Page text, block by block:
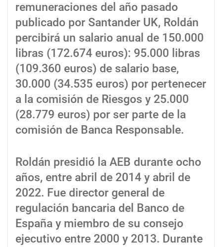
remuneraciones del año pasado
publicado por Santander UK, Roldán
percibirá un salario anual de 150.000
libras (172.674 euros): 95.000 libras
(109.360 euros) de salario base,
30.000 (34.535 euros) por pertenecer
a la comisión de Riesgos y 25.000
(28.779 euros) por ser parte de la
comisión de Banca Responsable.
Roldán presidió la AEB durante ocho
años, entre abril de 2014 y abril de
2022. Fue director general de
regulación bancaria del Banco de
España y miembro de su consejo
ejecutivo entre 2000 y 2013. Durante